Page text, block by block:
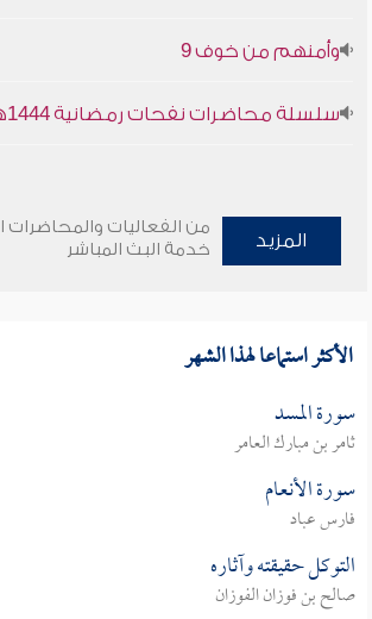
وأمنهم من خوف 9
سلسلة محاضرات نفحات رمضانية 1444هـ
المزيد
من الفعاليات والمحاضرات
خدمة البث المباشر
الأكثر استماعا لهذا الشهر
سورة المسد
ثامر بن مبارك العامر
سورة الأنعام
فارس عباد
التوكل حقيقته وآثاره
صالح بن فوزان الفوزان